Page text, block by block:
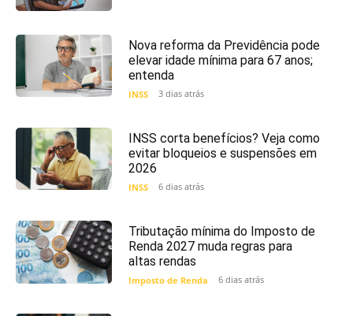
Nova reforma da Previdência pode
elevar idade mínima para 67 anos;
entenda
INSS 3 dias atrás
INSS corta benefícios? Veja como
evitar bloqueios e suspensões em
2026
INSS 6 dias atrás
Tributação mínima do Imposto de
Renda 2027 muda regras para
altas rendas
Imposto de Renda 6 dias atrás